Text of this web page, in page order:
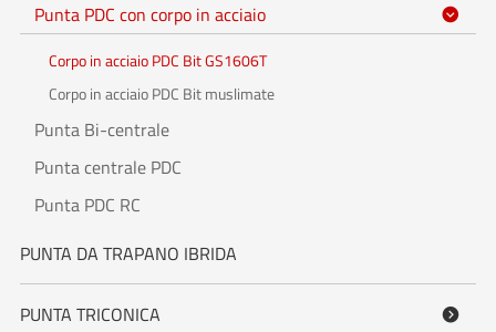
Punta PDC con corpo in acciaio 
Corpo in acciaio PDC Bit GS1606T
Corpo in acciaio PDC Bit muslimate
Punta Bi-centrale
Punta centrale PDC
Punta PDC RC
PUNTA DA TRAPANO IBRIDA
PUNTA TRICONICA 